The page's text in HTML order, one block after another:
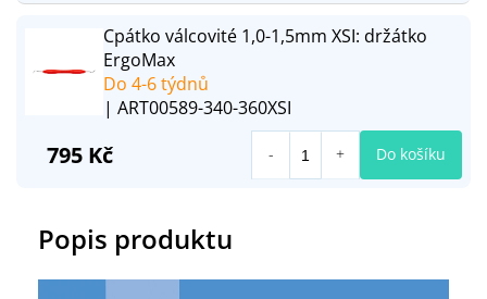
Popis produktu
Cpátko válcovité 1,0-1,5mm XSI: držátko
ErgoMax
Do 4-6 týdnů
| ART00589-340-360XSI
795 Kč Do košíku